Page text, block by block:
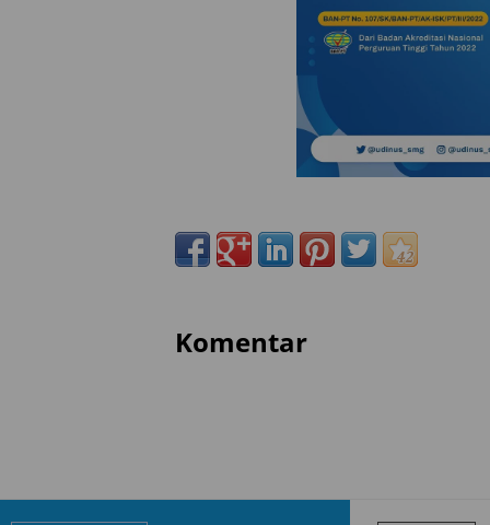
Komentar